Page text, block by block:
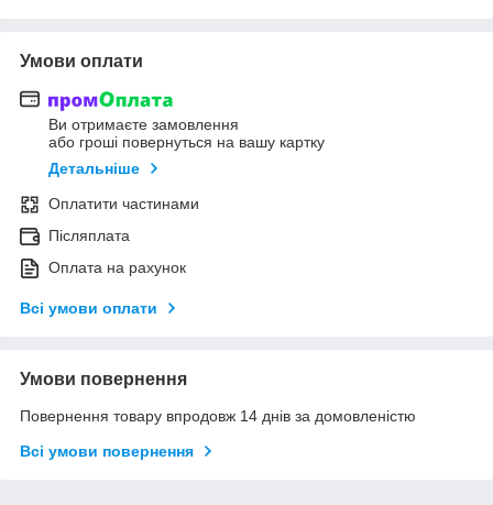
Умови оплати
Ви отримаєте замовлення
або гроші повернуться на вашу картку
Детальніше
Оплатити частинами
Післяплата
Оплата на рахунок
Всі умови оплати
Умови повернення
Повернення товару впродовж 14 днів за домовленістю
Всі умови повернення